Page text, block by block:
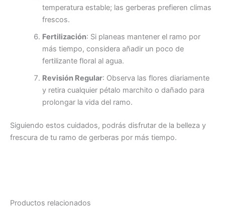
temperatura estable; las gerberas prefieren climas
frescos.
Fertilización: Si planeas mantener el ramo por
más tiempo, considera añadir un poco de
fertilizante floral al agua.
Revisión Regular: Observa las flores diariamente
y retira cualquier pétalo marchito o dañado para
prolongar la vida del ramo.
Siguiendo estos cuidados, podrás disfrutar de la belleza y
frescura de tu ramo de gerberas por más tiempo.
Productos relacionados